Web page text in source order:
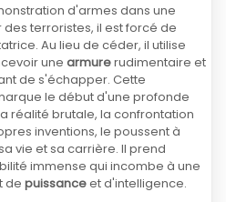
d'armes dans une
terroristes, il est forcé de
Au lieu de céder, il utilise
une armurerudimentaire et
de s'échapper. Cette
le début d'une profonde
réalité brutale, la confrontation
inventions, le poussent à
vie et sa carrière. Il prend
immense qui incombe à une
de puissanceet d'intelligence.